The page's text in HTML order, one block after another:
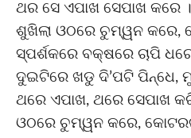
ଥର ସେ ଏପାଖ ସେପାଖ କରେ
ଶୁଖିଲା ଓଠରେ ଚୁମ୍ୱନ କରେ,
ସ୍ପର୍ଶକରେ ବକ୍ଷରେ ଚାପି
ଦୁଇଟିରେ ଖଡୁ ଦି’ପଟି ପିନ୍ଧେ,
ଥରେ ଏପାଖ, ଥରେ ସେପାଖ
ଓଠରେ ଚୁମ୍ୱନ କରେ,